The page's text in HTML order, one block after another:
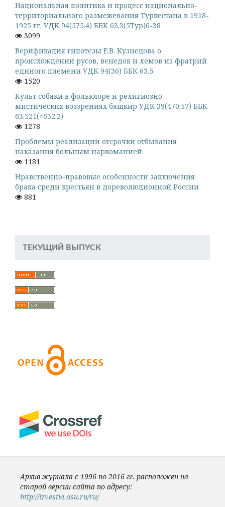
Национальная политика и процесс национально-
территориального размежевания Туркестана в 1918-
1925 гг. УДК 94(575.4) ББК 63.3(5Тур)6-38
3099
Верификация гипотезы Е.В. Кузнецова о
происхождении русов, венедов и лемов из фратрий
единого племени УДК 94(36) ББК 63.5
1520
Культ собаки в фольклоре и религиозно-
мистических воззрениях башкир УДК 39(470.57) ББК
63.521(=632.2)
1278
Проблемы реализации отсрочки отбывания
наказания больным наркоманией
1181
Нравственно-правовые особенности заключения
брака среди крестьян в дореволюционной России
881
ТЕКУЩИЙ ВЫПУСК
Архив журнала с 1996 по 2016 гг. расположен на
старой версии сайта по адресу:
http://izvestia.asu.ru/ru/